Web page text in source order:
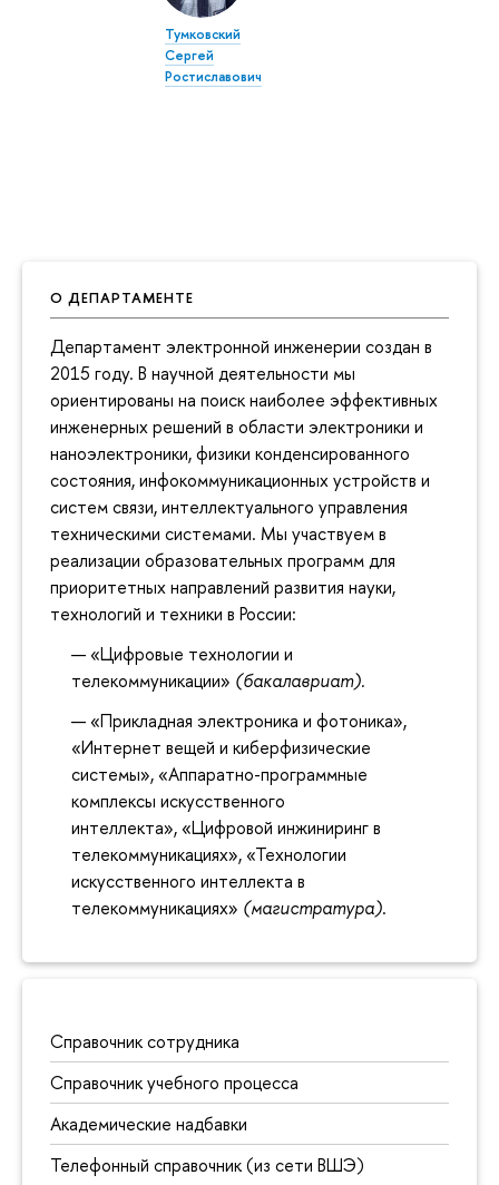
О ДЕПАРТАМЕНТЕ
Департамент электронной инженерии создан в
2015 году. В научной деятельности мы
ориентированы на поиск наиболее эффективных
инженерных решений в области электроники и
наноэлектроники, физики конденсированного
состояния, инфокоммуникационных устройств и
систем связи, интеллектуального управления
техническими системами. Мы участвуем в
реализации образовательных программ для
приоритетных направлений развития науки,
технологий и техники в России:
«Цифровые технологии и
телекоммуникации» (бакалавриат).
«Прикладная электроника и фотоника»,
«Интернет вещей и киберфизические
системы», «Аппаратно-программные
комплексы искусственного
интеллекта», «Цифровой инжиниринг в
телекоммуникациях», «Технологии
искусственного интеллекта в
телекоммуникациях» (магистратура).
Справочник сотрудника
Справочник учебного процесса
Академические надбавки
Телефонный справочник (из сети ВШЭ)
Тумковский
Сергей
Ростиславович